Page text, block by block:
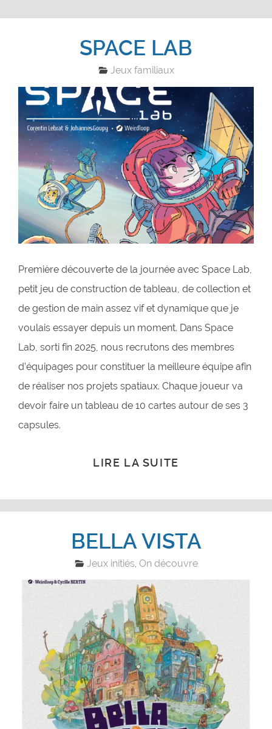
SPACE LAB
Jeux familiaux
Première découverte de la journée avec Space Lab,
petit jeu de construction de tableau, de collection et
de gestion de main assez vif et dynamique que je
voulais essayer depuis un moment. Dans Space
Lab, sorti fin 2025, nous recrutons des membres
d’équipages pour constituer la meilleure équipe afin
de réaliser nos projets spatiaux. Chaque joueur va
devoir faire un tableau de 10 cartes autour de ses 3
capsules.
LIRE LA SUITE
BELLA VISTA
Jeux initiés ,On découvre